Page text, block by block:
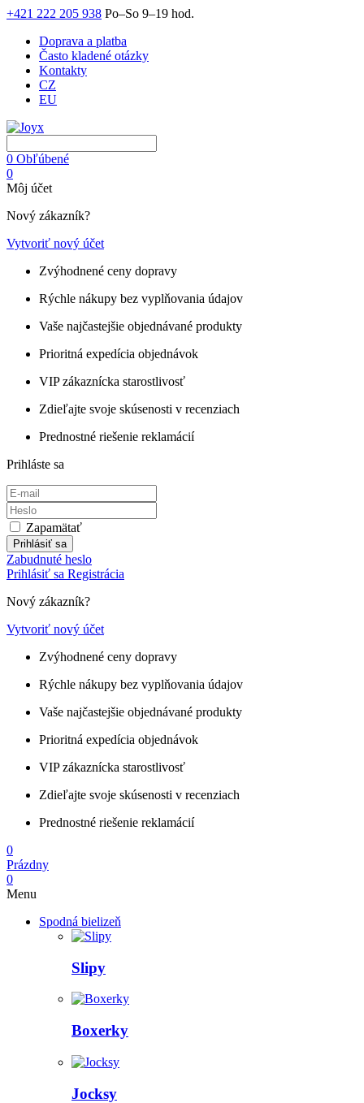
+421 222 205 938 Po–So 9–19 hod.
Doprava a platba
Často kladené otázky
Kontakty
CZ
EU
0 Obľúbené
0
Môj účet
Nový zákazník?
Vytvoriť nový účet
Zvýhodnené ceny dopravy
Rýchle nákupy bez vyplňovania údajov
Vaše najčastejšie objednávané produkty
Prioritná expedícia objednávok
VIP zákaznícka starostlivosť
Zdieľajte svoje skúsenosti v recenziach
Prednostné riešenie reklamácií
Prihláste sa
Zapamätať
Prihlásiť sa
Zabudnuté heslo
Prihlásiť sa Registrácia
Nový zákazník?
Vytvoriť nový účet
Zvýhodnené ceny dopravy
Rýchle nákupy bez vyplňovania údajov
Vaše najčastejšie objednávané produkty
Prioritná expedícia objednávok
VIP zákaznícka starostlivosť
Zdieľajte svoje skúsenosti v recenziach
Prednostné riešenie reklamácií
0
Prázdny
0
Menu
Spodná bielizeň
Slipy
Boxerky
Jocksy